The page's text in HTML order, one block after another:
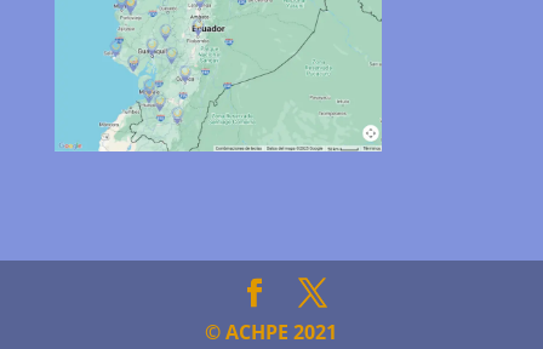
© ACHPE 2021